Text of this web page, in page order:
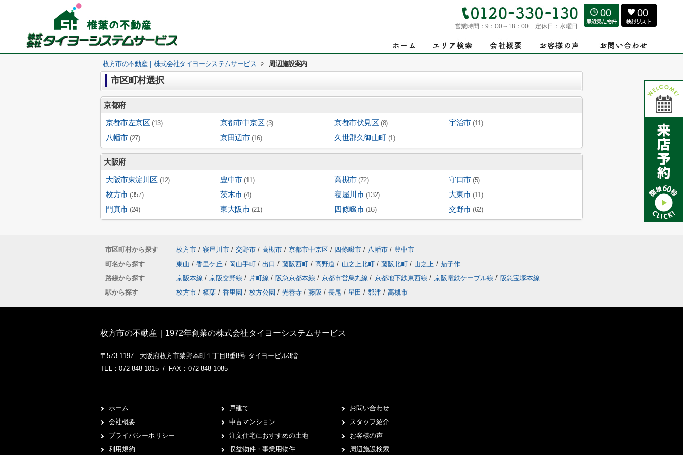
営業時間： 9：00～18：00 定休日： 水曜日
00 00
枚方市の不動産｜株式会社タイヨーシステムサービス > 周辺施設案内
市区町村選択
京都府
京都市左京区 (13) 京都市中京区 (3) 京都市伏見区 (8) 宇治市 (11)
八幡市 (27) 京田辺市 (16) 久世郡久御山町 (1)
大阪府
大阪市東淀川区 (12) 豊中市 (11) 高槻市 (72) 守口市 (5)
枚方市 (357) 茨木市 (4) 寝屋川市 (132) 大東市 (11)
門真市 (24) 東大阪市 (21) 四條畷市 (16) 交野市 (62)
市区町村から探す 枚方市 / 寝屋川市 / 交野市 / 高槻市 / 京都市中京区 / 四條畷市 / 八幡市 / 豊中市
町名から探す
東山 / 香里ケ丘 / 岡山手町 / 出口 / 藤阪西町 / 高野道 / 山之上北町 / 藤阪北町 / 山之上 / 茄子作
路線から探す
京阪本線 / 京阪交野線 / 片町線 / 阪急京都本線 / 京都市営烏丸線 / 京都地下鉄東西線 / 京阪電鉄ケーブル線 / 阪急宝塚本線
駅から探す
枚方市 / 樟葉 / 香里園 / 枚方公園 / 光善寺 / 藤阪 / 長尾 / 星田 / 郡津 / 高槻市
枚方市の不動産｜1972年創業の株式会社タイヨーシステムサービス
〒573-1197 大阪府枚方市禁野本町１丁目8番8号 タイヨービル3階
TEL：072-848-1015 / FAX：072-848-1085
ホーム
会社概要
プライバシーポリシー
利用規約
戸建て
中古マンション
注文住宅におすすめの土地
収益物件・事業用物件
お問い合わせ
スタッフ紹介
お客様の声
周辺施設検索